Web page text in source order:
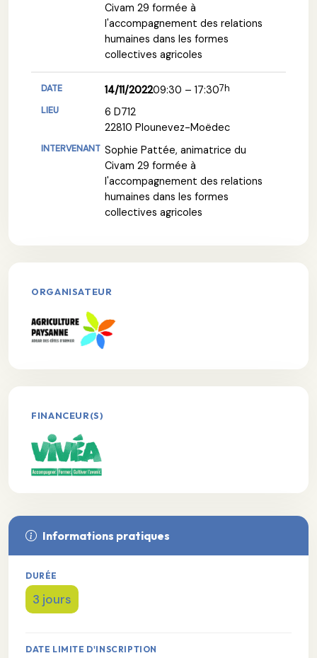
Civam 29 formée à
l'accompagnement des relations
humaines dans les formes
collectives agricoles
14/11/202209:30 – 17:307h
6 D712
22810 Plounevez-Moëdec
Sophie Pattée, animatrice du
Civam 29 formée à
l'accompagnement des relations
humaines dans les formes
collectives agricoles
ORGANISATEUR
FINANCEUR(S)
Informations pratiques
DURÉE
3 jours
DATE LIMITE D'INSCRIPTION